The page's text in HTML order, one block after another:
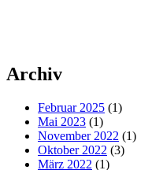
Archiv
Februar 2025 (1)
Mai 2023 (1)
November 2022 (1)
Oktober 2022 (3)
März 2022 (1)